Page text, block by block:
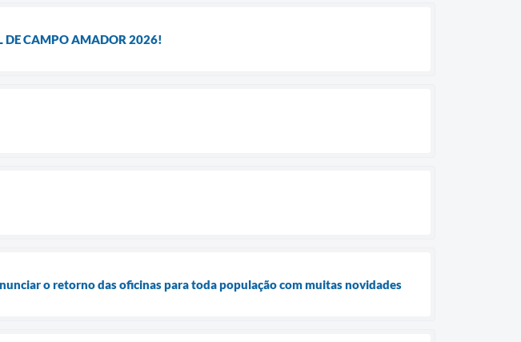
DE CAMPO AMADOR 2026!
o retorno das oficinas para toda população com muitas novidades